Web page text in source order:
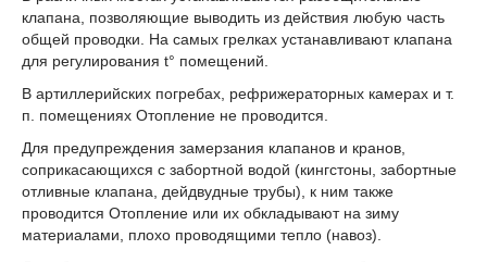
клапана, позволяющие выводить из действия любую часть
общей проводки. На самых грелках устанавливают клапана
для регулирования t° помещений.
В артиллерийских погребах, рефрижераторных камерах и т.
п. помещениях Отопление не проводится.
Для предупреждения замерзания клапанов и кранов,
соприкасающихся с забортной водой (кингстоны, забортные
отливные клапана, дейдвудные трубы), к ним также
проводится Отопление или их обкладывают на зиму
материалами, плохо проводящими тепло (навоз).